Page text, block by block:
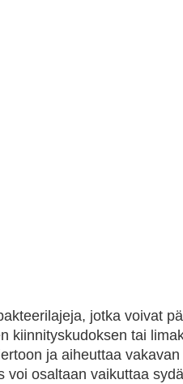
jotka voivat
kiinnityskudoksen tai
ja aiheuttaa
voi osaltaan vaikuttaa